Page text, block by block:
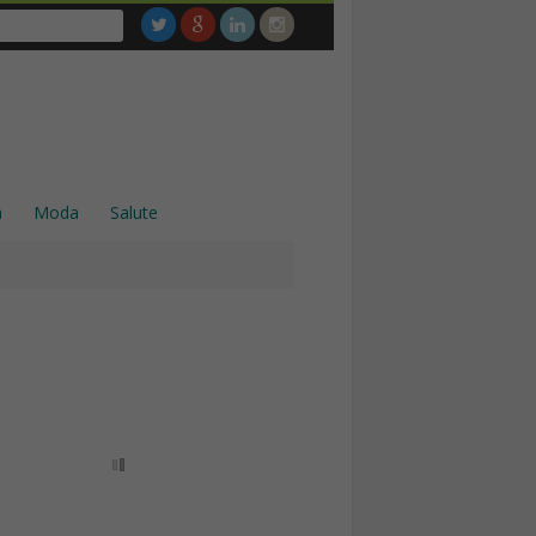
Moda Salute